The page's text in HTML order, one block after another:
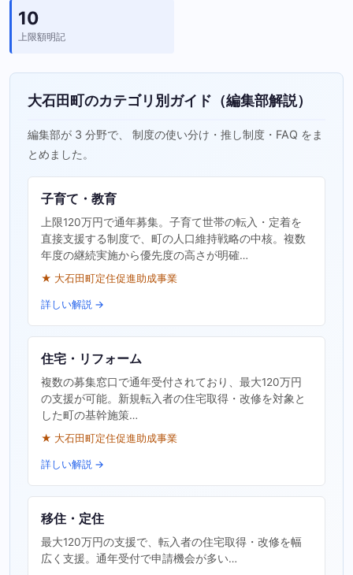
10
上限額明記
大石田町のカテゴリ別ガイド（編集部解説）
編集部が 3 分野で、 制度の使い分け・推し制度・FAQ をま
とめました。
子育て・教育
上限120万円で通年募集。子育て世帯の転入・定着を
直接支援する制度で、町の人口維持戦略の中核。複数
年度の継続実施から優先度の高さが明確…
★ 大石田町定住促進助成事業
詳しい解説 →
住宅・リフォーム
複数の募集窓口で通年受付されており、最大120万円
の支援が可能。新規転入者の住宅取得・改修を対象と
した町の基幹施策…
★ 大石田町定住促進助成事業
詳しい解説 →
移住・定住
最大120万円の支援で、転入者の住宅取得・改修を幅
広く支援。通年受付で申請機会が多い…